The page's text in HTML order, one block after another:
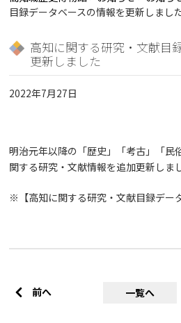
目録データベースの情報を更新しまし
高知に関する研究・文献目
更新しました
2022年7月27日
明治元年以降の「歴史」「考古」「民
関する研究・文献情報を追加更新しま
※【高知に関する研究・文献目録デー
前へ 一覧へ